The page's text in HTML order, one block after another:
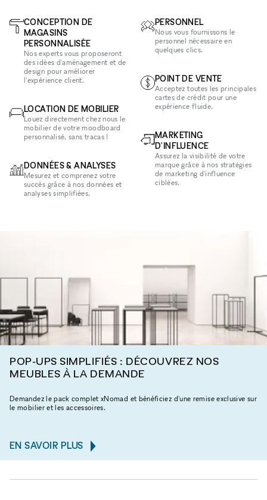
CONCEPTION DE
MAGASINS
PERSONNALISÉE
Nos experts vous proposeront
des idées d'aménagement et de
design pour améliorer
l'expérience client.
LOCATION DE MOBILIER
Louez directement chez nous le
mobilier de votre moodboard
personnalisé, sans tracas !
DONNÉES & ANALYSES
Mesurez et comprenez votre
succès grâce à nos données et
analyses simplifiées.
PERSONNEL
Nous vous fournissons le
personnel nécessaire en
quelques clics.
POINT DE VENTE
Acceptez toutes les principales
cartes de crédit pour une
expérience fluide.
MARKETING
D'INFLUENCE
Assurez la visibilité de votre
marque grâce à nos stratégies
de marketing d'influence
ciblées.
POP-UPS SIMPLIFIÉS : DÉCOUVREZ NOS
MEUBLES À LA DEMANDE
Demandez le pack complet xNomad et bénéficiez d'une remise exclusive sur
le mobilier et les accessoires.
EN SAVOIR PLUS